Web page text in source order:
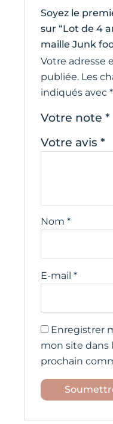
Soyez le
sur “Lot de 4
maille Junk
Votre adresse
publiée. Les
indiqués avec *
Votre note *
Votre avis *
Nom *
E-mail *
Enregistrer
mon site dans
prochain